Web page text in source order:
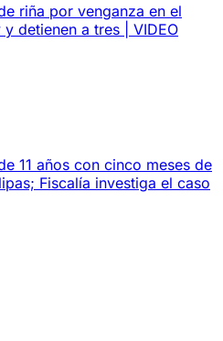
riña por venganza en el
detienen a tres | VIDEO
11 años con cinco meses de
Fiscalía investiga el caso